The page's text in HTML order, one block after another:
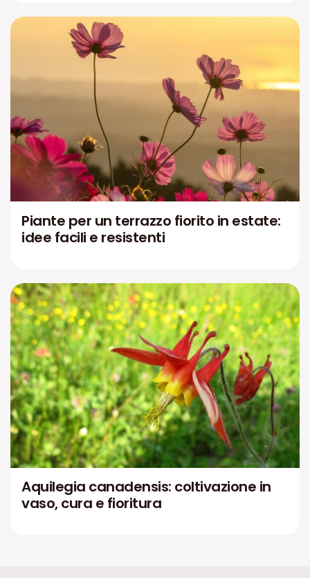
Piante per un terrazzo fiorito in estate:
idee facili e resistenti
Aquilegia canadensis: coltivazione in
vaso, cura e fioritura